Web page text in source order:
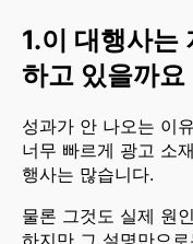
1.이 대행사는
하고 있을까요
성과가 안 나오는 이
너무 빠르게 광고 소
행사는 많습니다.
물론 그것도 실제 원
하지만 그 설명만으로